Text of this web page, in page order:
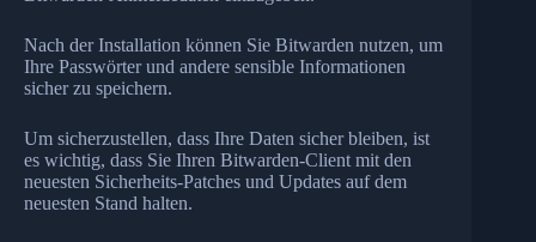
Nach der Installation können Sie Bitwarden nutzen, um
Ihre Passwörter und andere sensible Informationen
sicher zu speichern.
Um sicherzustellen, dass Ihre Daten sicher bleiben, ist
es wichtig, dass Sie Ihren Bitwarden-Client mit den
neuesten Sicherheits-Patches und Updates auf dem
neuesten Stand halten.